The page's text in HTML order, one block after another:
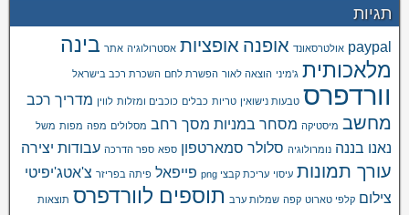
תגיות
paypal אולטרסאונד אופנה אופציות אסטרולוגיה אתר בינה
מלאכותית ג'מיני הוצאה לאור הפשרת לחם השכרת רכב בישראל
וורדפרס טבעות נישואין טריות כבלים כוכבים ומזלות לווין מדריך רכב
מחשב מיסטיקה מסחר במניות מסך רחב מסלולים מפה מפות משל
נאנו בננה נומרולוגיה סלולר סמארטפון ספא ספר הדרכה עבודות יצירה
עורך תמונות עיסוי עריכת קבצי png פייפאל פיתה בפריזר צ'אטג'יפיטי
צילום קלפי טארוט קפה שמלות ערב תוספים לוורדפרס תוצאות